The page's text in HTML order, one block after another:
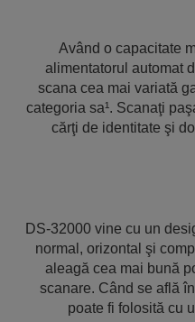
Având o capacitate
alimentatorul automat
scana cea mai variată
categoria sa¹. Scanaţi
cărţi de identitate şi
DS-32000 vine cu un
normal, orizontal şi
aleagă cea mai bună
scanare. Când se află
poate fi folosită cu